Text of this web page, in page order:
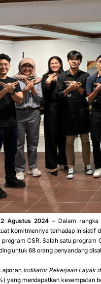
Agustus 2024– Dalam rangka
komitmennya terhadap inisiatif
CSR. Salah satu program
untuk 68 orang penyandang
Indikator Pekerjaan Layak
yang mendapatkan kesempatan